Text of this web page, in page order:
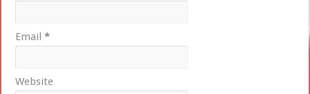
Email*
Website